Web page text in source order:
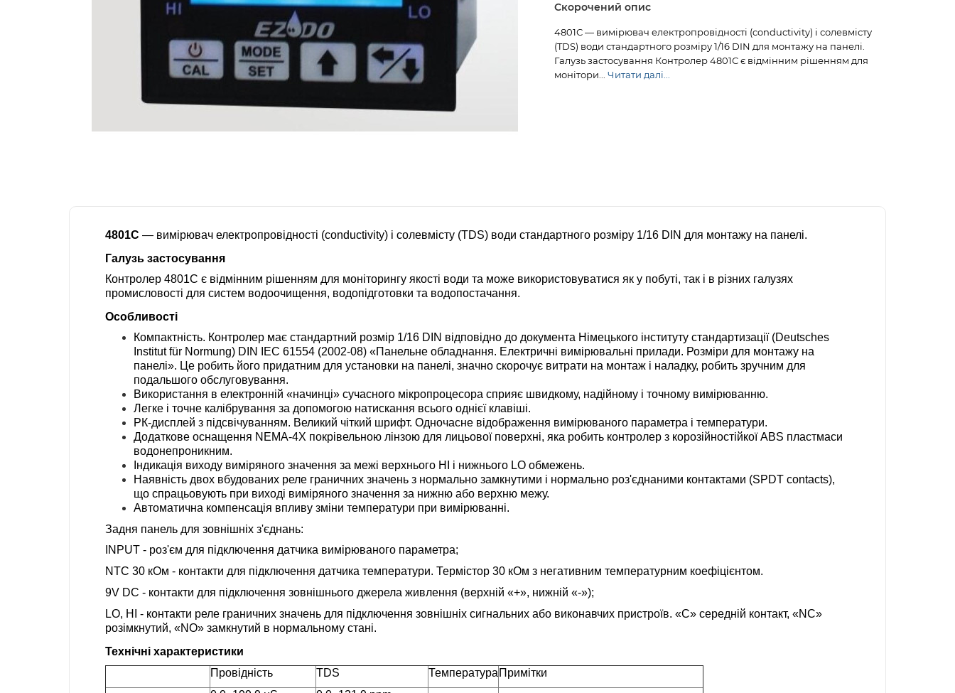
Скорочений опис
4801С — вимірювач електропровідності (conductivity) і солевмісту
(TDS) води стандартного розміру 1/16 DIN для монтажу на панелі.
Галузь застосування Контролер 4801С є відмінним рішенням для
монітори... Читати далі...
4801С — вимірювач електропровідності (conductivity) і солевмісту (TDS) води стандартного розміру 1/16 DIN для монтажу на панелі.
Галузь застосування
Контролер 4801С є відмінним рішенням для моніторингу якості води та може використовуватися як у побуті, так і в різних галузях
промисловості для систем водоочищення, водопідготовки та водопостачання.
Особливості
Компактність. Контролер має стандартний розмір 1/16 DIN відповідно до документа Німецького інституту стандартизації (Deutsches
Institut für Normung) DIN IEC 61554 (2002-08) «Панельне обладнання. Електричні вимірювальні прилади. Розміри для монтажу на
панелі». Це робить його придатним для установки на панелі, значно скорочує витрати на монтаж і наладку, робить зручним для
подальшого обслуговування.
Використання в електронній «начинці» сучасного мікропроцесора сприяє швидкому, надійному і точному вимірюванню.
Легке і точне калібрування за допомогою натискання всього однієї клавіші.
РК-дисплей з підсвічуванням. Великий чіткий шрифт. Одночасне відображення вимірюваного параметра і температури.
Додаткове оснащення NEMA-4X покрівельною лінзою для лицьової поверхні, яка робить контролер з корозійностійкої ABS пластмаси
водонепроникним.
Індикація виходу виміряного значення за межі верхнього HI і нижнього LO обмежень.
Наявність двох вбудованих реле граничних значень з нормально замкнутими і нормально роз'єднаними контактами (SPDT contacts),
що спрацьовують при виході виміряного значення за нижню або верхню межу.
Автоматична компенсація впливу зміни температури при вимірюванні.
Задня панель для зовнішніх з'єднань:
INPUT - роз'єм для підключення датчика вимірюваного параметра;
NTC 30 кОм - контакти для підключення датчика температури. Термістор 30 кОм з негативним температурним коефіцієнтом.
9V DC - контакти для підключення зовнішнього джерела живлення (верхній «+», нижній «-»);
LO, HI - контакти реле граничних значень для підключення зовнішніх сигнальних або виконавчих пристроїв. «С» середній контакт, «NC»
розімкнутий, «NO» замкнутий в нормальному стані.
Технічні характеристики
Провідність
TDS ТемператураПримітки